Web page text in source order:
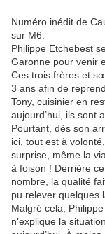
Numéro inédit de
sur M6.
Philippe Etchebest
Garonne pour venir
Ces trois frères et
3 ans afin de
Tony, cuisinier en
aujourd’hui, ils sont
Pourtant, dès son
ici, tout est à
surprise, même la
à foison ! Derrière
nombre, la qualité
pu relever quelques
Malgré cela,
n’explique la